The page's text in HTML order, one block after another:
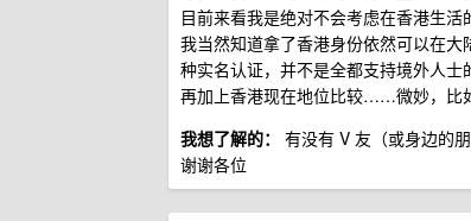
目前来看我是绝对不会考虑在香港生活
我当然知道拿了香港身份依然可以在
种实名认证，并不是全都支持境外人士
再加上香港现在地位比较……微妙，比
我想了解的：
有没有 V 友（或身边的
谢谢各位